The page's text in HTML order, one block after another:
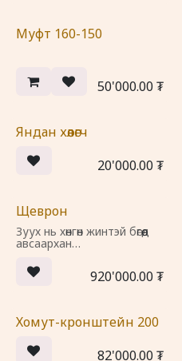
Муфт 160-150
50'000.00 ₮
Яндан хөөлөгч
20'000.00 ₮
Щеврон
Зуух нь хөнгөн жинтэй бөгөөд
авсаархан
50-60 м3 эзэлхүүнтэй
талбайг халаах
боломжтой юм
Аялах явцад зуухны
жижиг элементуутд нь
Ямар ч үүргэвч, цүнхэнд
920'000.00 ₮
Хомут-кронштейн 200
82'000.00 ₮